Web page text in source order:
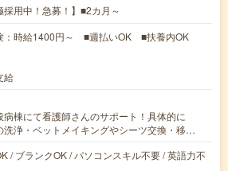
採用中！急募！】■2カ月～
：時給1400円～ ■週払いOK ■扶養内OK
給
棟にて看護師さんのサポート！具体的に
洗浄・ベットメイキングやシーツ交換・移…
/ ブランクOK / パソコンスキル不要 / 英語力不